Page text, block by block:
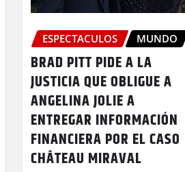
ESPECTACULOS MUNDO
BRAD PITT PIDE A LA
JUSTICIA QUE OBLIGUE A
ANGELINA JOLIE A
ENTREGAR INFORMACIÓN
FINANCIERA POR EL CASO
CHÂTEAU MIRAVAL